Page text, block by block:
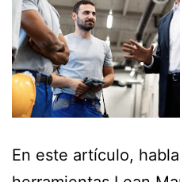
En este artículo,